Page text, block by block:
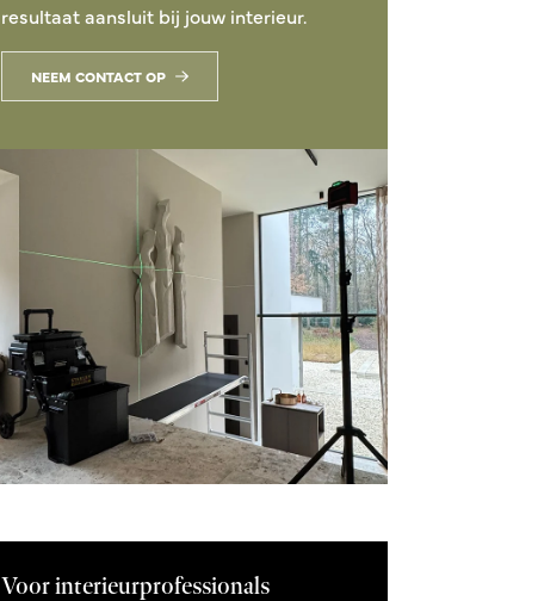
resultaat aansluit bij jouw interieur.
NEEM CONTACT OP
Voor interieurprofessionals